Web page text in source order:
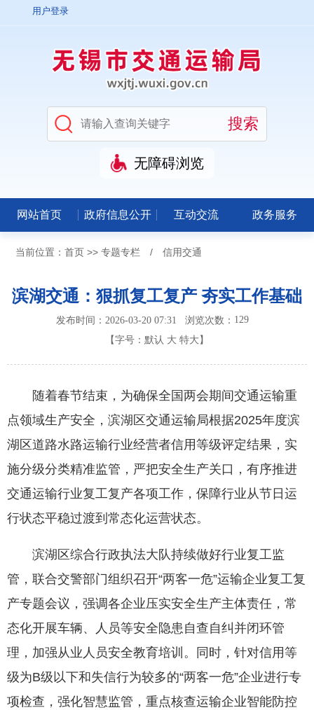
用户登录
无障碍浏览
网站首页 政府信息公开 互动交流 政务服务
当前位置： 首页>> 专题专栏 / 信用交通
滨湖交通：狠抓复工复产 夯实工作基础
发布时间：2026-03-20 07:31 浏览次数： 129
【字号： 默认 大 特大 】
随着春节结束，为确保全国两会期间交通运输重
点领域生产安全，滨湖区交通运输局根据2025年度滨
湖区道路水路运输行业经营者信用等级评定结果，实
施分级分类精准监管，严把安全生产关口，有序推进
交通运输行业复工复产各项工作，保障行业从节日运
行状态平稳过渡到常态化运营状态。
滨湖区综合行政执法大队持续做好行业复工监
管，联合交警部门组织召开“两客一危”运输企业复工复
产专题会议，强调各企业压实安全生产主体责任，常
态化开展车辆、人员等安全隐患自查自纠并闭环管
理，加强从业人员安全教育培训。同时，针对信用等
级为B级以下和失信行为较多的“两客一危”企业进行专
项检查，强化智慧监管，重点核查运输企业智能防控